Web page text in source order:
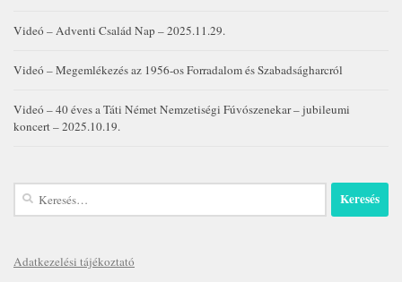
Videó – Adventi Család Nap – 2025.11.29.
Videó – Megemlékezés az 1956-os Forradalom és Szabadságharcról
Videó – 40 éves a Táti Német Nemzetiségi Fúvószenekar – jubileumi
koncert – 2025.10.19.
Keresés:
Adatkezelési tájékoztató